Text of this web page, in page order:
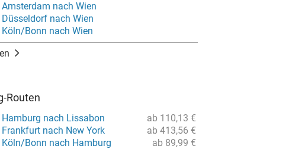
nach Wien
nach Wien
Bonn nach Wien
Routen
ab 110,13 €
nach Lissabon
ab 413,56 €
nach New York
ab 89,99 €
Köln/Bonn nach Hamburg